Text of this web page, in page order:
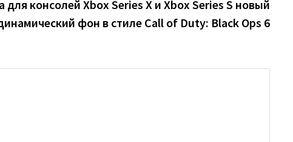
консолей Xbox Series X и Xbox Series S новый
фон в стиле Call of Duty: Black Ops 6